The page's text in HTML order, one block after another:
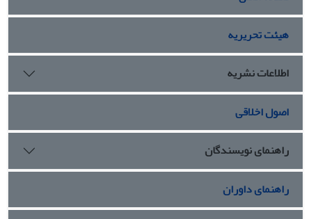
از روش تحلیل محتوای کیفی بهره جسته‌ایم.
هیئت تحریریه
اطلاعات نشریه
اصول اخلاقی
راهنمای نویسندگان
راهنمای داوران